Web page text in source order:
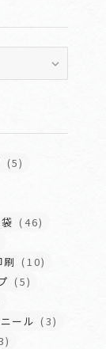
(5)
(46)
刷 (10)
(5)
ール (3)